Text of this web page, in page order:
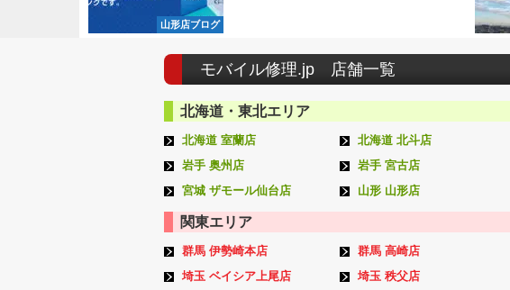
山形店ブログ
モバイル修理.jp 店舗一覧
北海道・東北エリア
北海道 室蘭店 北海道 北斗店
岩手 奥州店
岩手 宮古店
宮城 ザモール仙台店
山形 山形店
関東エリア
群馬 伊勢崎本店 群馬 高崎店
埼玉 ベイシア上尾店
埼玉 秩父店